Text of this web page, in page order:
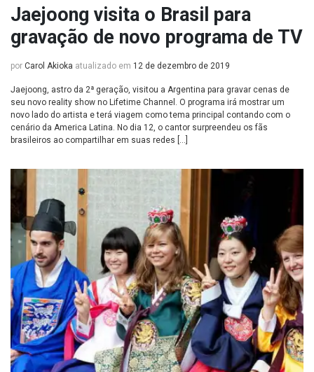
Jaejoong visita o Brasil para
gravação de novo programa de TV
por Carol Akioka atualizado em 12 de dezembro de 2019
Jaejoong, astro da 2ª geração, visitou a Argentina para gravar cenas de
seu novo reality show no Lifetime Channel. O programa irá mostrar um
novo lado do artista e terá viagem como tema principal contando com o
cenário da America Latina. No dia 12, o cantor surpreendeu os fãs
brasileiros ao compartilhar em suas redes […]